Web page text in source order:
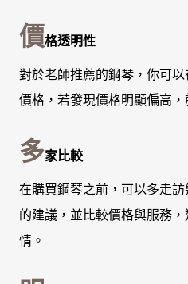
價格透明性
對於老師推薦的鋼琴，你可
價格，若發現價格明顯偏高
多家比較
在購買鋼琴之前，可以多走
的建議，並比較價格與服務
情。